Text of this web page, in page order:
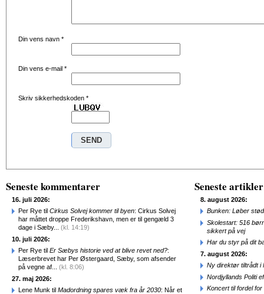
Din vens navn *
Din vens e-mail *
Skriv sikkerhedskoden *
Seneste kommentarer
16. juli 2026:
Per Rye til Cirkus Solvej kommer til byen: Cirkus Solvej
har måttet droppe Frederikshavn, men er til gengæld 3
dage i Sæby... (kl. 14:19)
10. juli 2026:
Per Rye til Er Sæbys historie ved at blive revet ned?:
Læserbrevet har Per Østergaard, Sæby, som afsender
på vegne af... (kl. 8:06)
27. maj 2026:
Lene Munk til Madordning spares væk fra år 2030: Når et
Seneste artikler
8. august 2026:
Bunken: Løber
Skolestart: 516
sikkert på vej
Har du styr på dit
7. august 2026:
Ny direktør tiltrådt i
Nordjyllands Politi
Koncert til fordel